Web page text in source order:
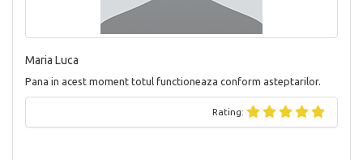
Maria Luca
Pana in acest moment totul functioneaza conform asteptarilor.
Rating: